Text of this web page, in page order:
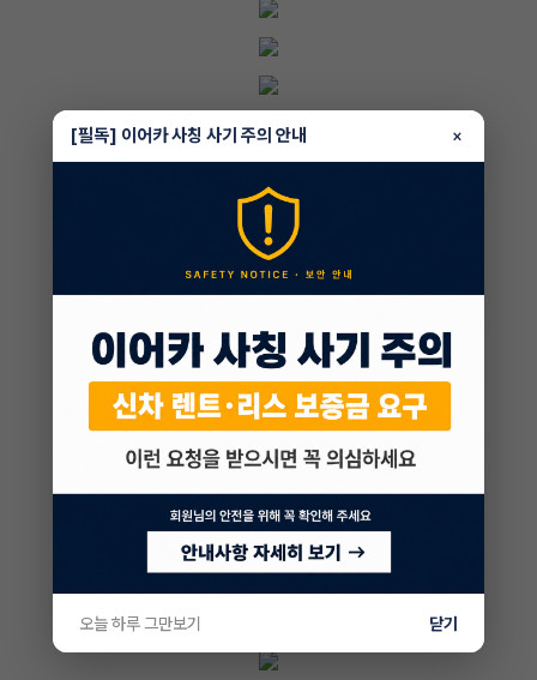
[필독] 이어카 사칭 사기 주의 안내 ×
오늘 하루 그만보기 닫기